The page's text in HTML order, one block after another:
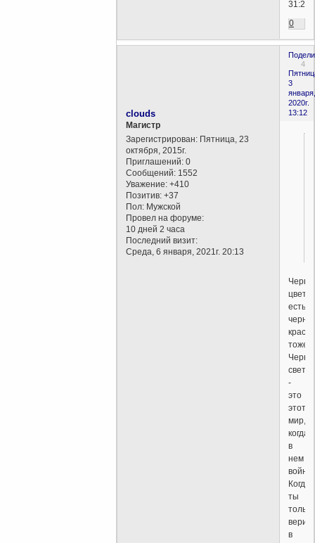
31:22)
0
4
3
января,
2020г.
13:12
clouds
Магистр
Зарегистрирован: Пятница, 23
октября, 2015г.
Приглашений: 0
Сообщений: 1552
Уважение: +410
Позитив: +37
Пол: Мужской
Провел на форуме:
10 дней 2 часа
Последний визит:
Среда, 6 января, 2021г. 20:13
цвет
есть,
краска
тоже.
свет
-
это
этот
мир,
когда
в
нем
войны.
Когда
ты
только
в